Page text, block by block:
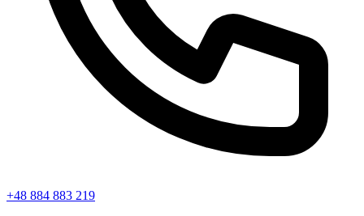
+48 884 883 219